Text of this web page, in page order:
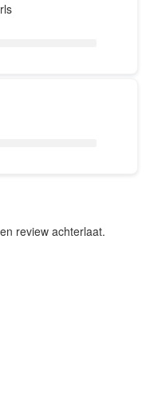
review achterlaat.